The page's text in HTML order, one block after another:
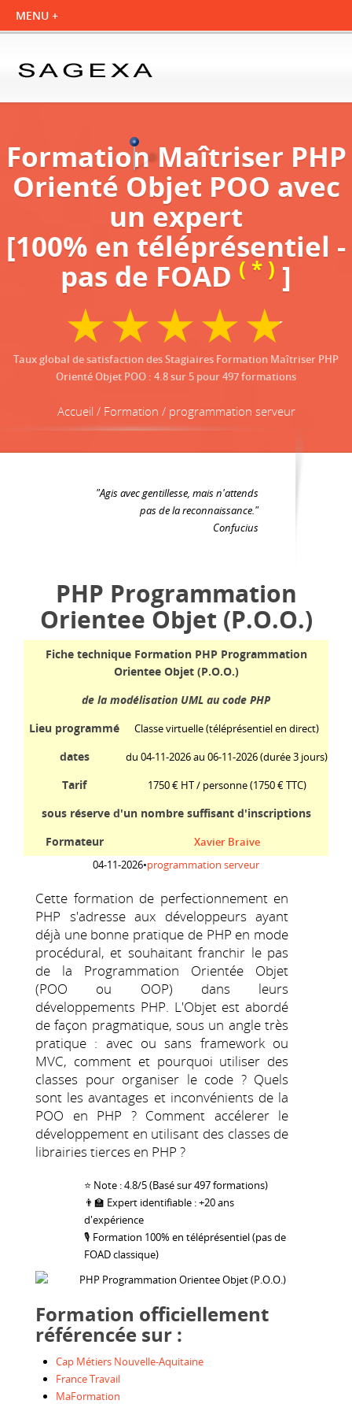
Formation Maîtriser PHP
Orienté Objet POO avec
un expert
[100% en téléprésentiel -
pas de FOAD ( * ) ]
Taux global de satisfaction des Stagiaires Formation Maîtriser PHP
Orienté Objet POO : 4.8sur 5 pour497formations
Accueil / Formation / programmation serveur
"Agis avec gentillesse, mais n'attends
pas de la reconnaissance."
Confucius
PHP Programmation
Orientee Objet (P.O.O.)
Fiche technique Formation PHP Programmation
Orientee Objet (P.O.O.)
de la modélisation UML au code PHP
Lieu programmé
Classe virtuelle (téléprésentiel en direct)
dates du 04-11-2026 au 06-11-2026 (durée 3 jours)
Tarif 1750 € HT / personne(1750 € TTC)
sous réserve d'un nombre suffisant d'inscriptions
Formateur
Xavier Braive
04-11-2026•programmation serveur
Cette formation de perfectionnement en
PHP s'adresse aux développeurs ayant
déjà une bonne pratique de PHP en mode
procédural, et souhaitant franchir le pas
de la Programmation Orientée Objet
(POO ou OOP) dans leurs
développements PHP. L'Objet est abordé
de façon pragmatique, sous un angle très
pratique : avec ou sans framework ou
MVC, comment et pourquoi utiliser des
classes pour organiser le code ? Quels
sont les avantages et inconvénients de la
POO en PHP ? Comment accélerer le
développement en utilisant des classes de
librairies tierces en PHP ?
⭐ Note : 4.8/5 (Basé sur 497 formations)
👨‍🏫 Expert identifiable : +20 ans
d'expérience
🎙 Formation 100% en téléprésentiel (pas de
FOAD classique)
Formation officiellement
référencée sur :
Cap Métiers Nouvelle-Aquitaine
France Travail
MaFormation